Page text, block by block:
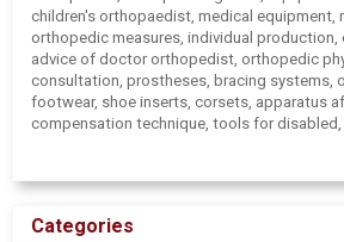
Gaminame ir individualiai pritaikome
pagal pažangiausias Europoje technologijas,
skenavimą ir specialias medžiagas.
Gydytojo reabilitologo konsultacija.
children's orthopaedist, medical equipment,
orthopedic measures, individual
advice of doctor orthopedist, orthopedic
consultation, prostheses, bracing systems,
footwear, shoe inserts, corsets, apparatus
compensation technique, tools for
crutches, wheelchairs, prams/pushchairs/
mattresses, bedsore mattresses,
wrist brace, elbow brace, occupational
Categories